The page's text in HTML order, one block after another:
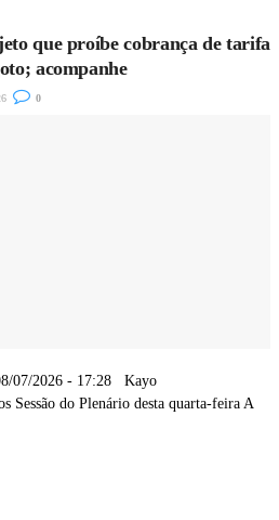
que proíbe cobrança de tarifa
acompanhe
0
07/2026 - 17:28 Kayo
Sessão do Plenário desta quarta-feira A